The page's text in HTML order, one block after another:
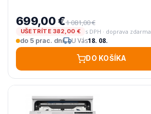
699,00 €1 081,00 €
UŠETRÍTE 382,00 €
s DPH · doprava zdarma
do 5 prac. dní
U Vás18. 08.
DO KOŠÍKA